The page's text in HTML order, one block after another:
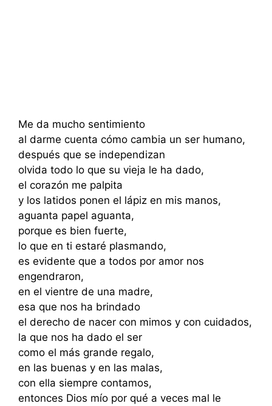
Me da mucho sentimiento
al darme cuenta cómo cambia un ser humano,
después que se independizan
olvida todo lo que su vieja le ha dado,
el corazón me palpita
y los latidos ponen el lápiz en mis manos,
aguanta papel aguanta,
porque es bien fuerte,
lo que en ti estaré plasmando,
es evidente que a todos por amor nos
engendraron,
en el vientre de una madre,
esa que nos ha brindado
el derecho de nacer con mimos y con cuidados,
la que nos ha dado el ser
como el más grande regalo,
en las buenas y en las malas,
con ella siempre contamos,
entonces Dios mío por qué a veces mal le